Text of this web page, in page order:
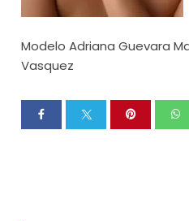
Modelo Adriana Guevara
Vasquez